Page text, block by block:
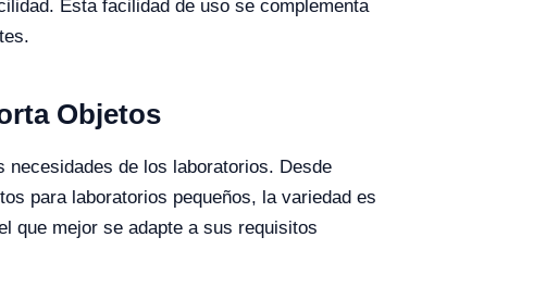
Esta facilidad de uso se complementa
Objetos
de los laboratorios. Desde
para laboratorios pequeños, la variedad es
que mejor se adapte a sus requisitos